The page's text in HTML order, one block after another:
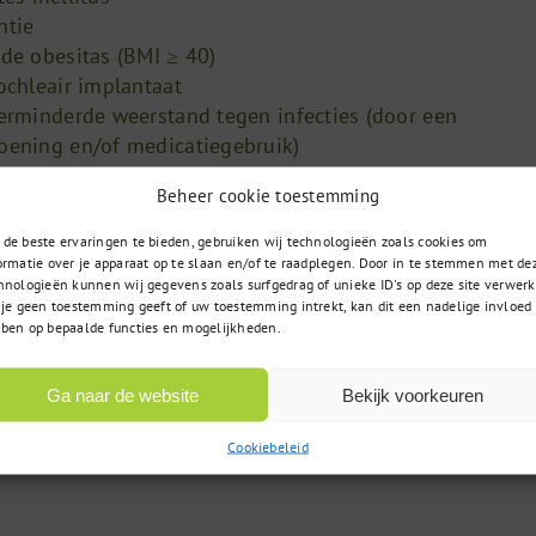
Beheer cookie toestemming
de beste ervaringen te bieden, gebruiken wij technologieën zoals cookies om
over je apparaat op te slaan en/of te raadplegen. Door in te stemmen met
kunnen wij gegevens zoals surfgedrag of unieke ID's op deze site
geen toestemming geeft of uw toestemming intrekt, kan dit een nadelige invloed
op bepaalde functies en mogelijkheden.
Ga naar de website Bekijk voorkeuren
Cookiebeleid
obesitas (BMI ≥ 40)
implantaat
weerstand tegen infecties (door een
en/of medicatiegebruik)
met hiv
beenmergtransplantatie hebben ondergaan
van 6 maanden tot 18 jaar die langdurig
beperking
medische indicatie) vanaf 22 weken
ontwikkeld met antwoorden op veelgestelde
voor zwangere vrouwen. De bureaukaart